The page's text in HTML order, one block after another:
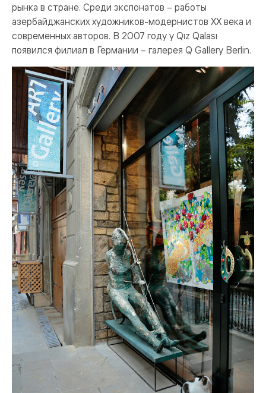
рынка в стране. Среди экспонатов – работы
азербайджанских художников-модернистов ХХ века и
современных авторов. В 2007 году у Qız Qalası
появился филиал в Германии – галерея Q Gallery Berlin.